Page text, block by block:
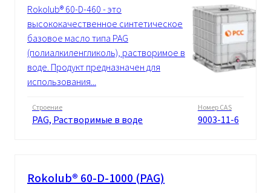
Rokolub® 60-D-460 - это
высококачественное синтетическое
базовое масло типа PAG
(полиалкиленгликоль), растворимое в
воде. Продукт предназначен для
использования...
Строение
PAG, Растворимые в воде
Номер CAS
9003-11-6
Rokolub® 60-D-1000 (PAG)